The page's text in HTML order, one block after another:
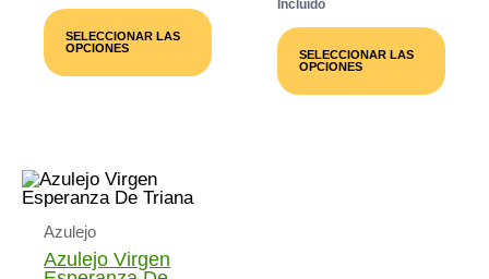
Desde
12,00 €
Hasta
SELECCIONAR LAS
OPCIONES
Producto
Múltiples
Variantes.
Desde
12,00 €
Hasta
Incluido
SELECCIONAR LAS
OPCIONES
Azulejo
Azulejo Virgen